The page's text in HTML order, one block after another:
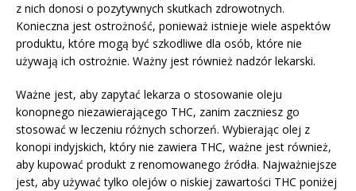
z nich donosi o pozytywnych skutkach zdrowotnych.
Konieczna jest ostrożność, ponieważ istnieje wiele aspektów
produktu, które mogą być szkodliwe dla osób, które nie
używają ich ostrożnie. Ważny jest również nadzór lekarski.
Ważne jest, aby zapytać lekarza o stosowanie oleju
konopnego niezawierającego THC, zanim zaczniesz go
stosować w leczeniu różnych schorzeń. Wybierając olej z
konopi indyjskich, który nie zawiera THC, ważne jest również,
aby kupować produkt z renomowanego źródła. Najważniejsze
jest, aby używać tylko olejów o niskiej zawartości THC poniżej